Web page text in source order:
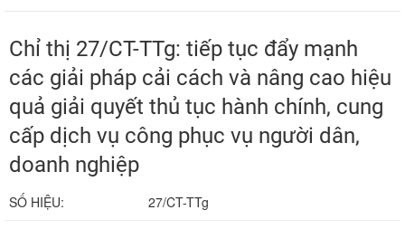
Chỉ thị 27/CT-TTg: tiếp tục đẩy mạnh
các giải pháp cải cách và nâng cao hiệu
quả giải quyết thủ tục hành chính, cung
cấp dịch vụ công phục vụ người dân,
doanh nghiệp
SỐ HIỆU: 27/CT-TTg